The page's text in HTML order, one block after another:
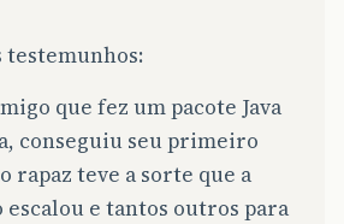
testemunhos:
que fez um pacote Java
conseguiu seu primeiro
rapaz teve a sorte que a
escalou e tantos outros para